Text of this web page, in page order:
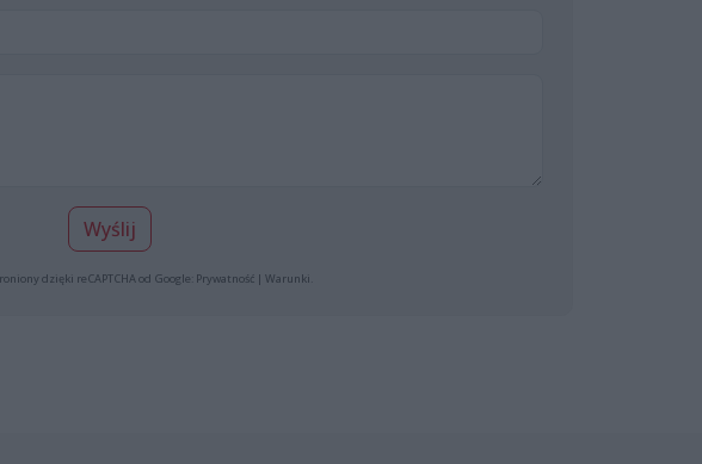
Wyślij
dzięki reCAPTCHA od Google: Prywatność| Warunki